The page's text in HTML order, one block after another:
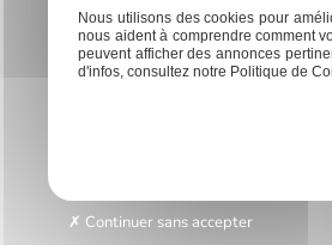
l’article
Accueil
Nous utilisons des cookies pour
nous aident à comprendre comment
peuvent afficher des annonces
d'infos, consultez notre Politique de
Continuer sans accepter